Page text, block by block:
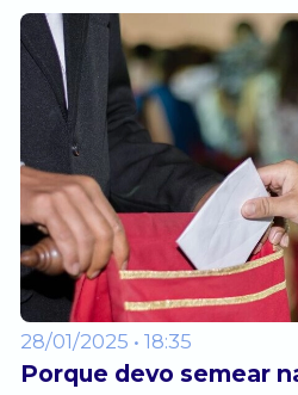
28/01/2025 • 18:35
Porque devo semear